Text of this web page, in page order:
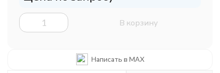
В корзину
Написать в MAX